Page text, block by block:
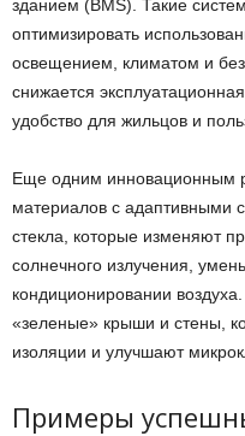
зданием (BMS). Такие
оптимизировать
освещением, климатом и
снижается
удобство для жильцов и
Еще одним инновационным
материалов с адаптивными
стекла, которые изменяют
солнечного излучения,
кондиционировании
«зеленые» крыши и стены,
изоляции и улучшают
Примеры